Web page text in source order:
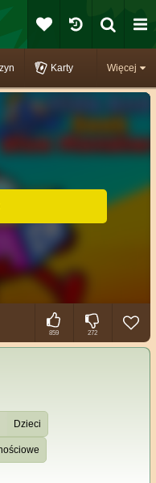
Więcej
Karty
859 272
Dzieci